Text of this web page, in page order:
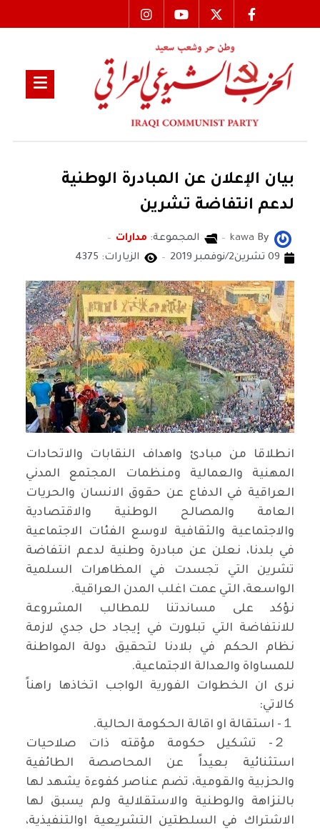
بيان الإعلان عن المبادرة الوطنية
لدعم انتفاضة تشرين
By
kawa المجموعة: مدارات
09 تشرين2/نوفمبر 2019
الزيارات: 4375
انطلاقا من مبادئ واهداف النقابات والاتحادات
المهنية والعمالية ومنظمات المجتمع المدني
العراقية في الدفاع عن حقوق الانسان والحريات
العامة والمصالح الوطنية والاقتصادية
والاجتماعية والثقافية لاوسع الفئات الاجتماعية
في بلدنا، نعلن عن مبادرة وطنية لدعم انتفاضة
تشرين التي تجسدت في المظاهرات السلمية
الواسعة، التي عمت اغلب المدن العراقية.
نؤكد على مساندتنا للمطالب المشروعة
للانتفاضة التي تبلورت في إيجاد حل جدي لازمة
نظام الحكم في بلادنا لتحقيق دولة المواطنة
للمساواة والعدالة الاجتماعية.
نرى ان الخطوات الفورية الواجب اتخاذها راهناً
كالاتي:
１- استقالة او اقالة الحكومة الحالية.
２- تشكيل حكومة مؤقته ذات صلاحيات
استثنائية بعيداً عن المحاصصة الطائفية
والحزبية والقومية، تضم عناصر كفوءة يشهد لها
بالنزاهة والوطنية والاستقلالية ولم يسبق لها
الاشتراك في السلطتين التشريعية اوالتنفيذية،